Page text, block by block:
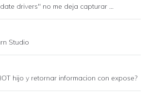
drivers" no me deja capturar ...
Studio
hijo y retornar informacion con expose?